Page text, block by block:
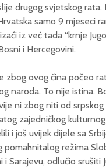
drugog svjetskog
samo 9 mjeseci
iz već tada “krnje
i Hercegovini.
zbog ovog čina počeo
naroda. To nije istina.
ni zbog niti od
zajedničkog
i još uvijek dijele sa
pomahnitalog režima
i Sarajevu, odlučio